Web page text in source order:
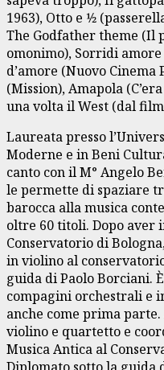
1963), Otto e 1⁄2
The Godfather theme (Il
omonimo), Sorridi
d’amore (Nuovo Cinema
(Mission), Amapola
una volta il West (dal
Laureata presso
Moderne e in Beni
canto con il M° Angelo
le permette di spaziare
barocca alla musica
oltre 60 titoli. Dopo aver
Conservatorio di
in violino al
guida di Paolo Borciani.
compagini orchestrali e
anche come prima
violino e quartetto e
Musica Antica al